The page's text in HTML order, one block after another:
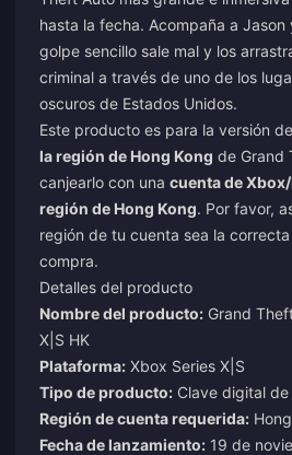
hasta la fecha. Acompaña a Jason
golpe sencillo sale mal y los
criminal a través de uno de los
oscuros de Estados Unidos.
Este producto es para la versión de
la región de Hong Kong de Grand
canjearlo con una cuenta de
región de Hong Kong. Por favor,
región de tu cuenta sea la
compra.
Detalles del producto
Nombre del producto: Grand
X|S HK
Plataforma: Xbox Series X|S
Tipo de producto: Clave digital de
Región de cuenta requerida:
Fecha de lanzamiento: 19 de